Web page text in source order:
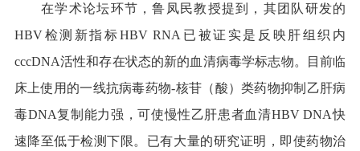
在学术论坛环节，鲁凤民教授提到，其团队研发的
HBV检测新指标HBV RNA已被证实是反映肝组织内
cccDNA活性和存在状态的新的血清病毒学标志物。目前临
床上使用的一线抗病毒药物-核苷（酸）类药物抑制乙肝病
毒DNA复制能力强，可使慢性乙肝患者血清HBV DNA快
速降至低于检测下限。已有大量的研究证明，即使药物治